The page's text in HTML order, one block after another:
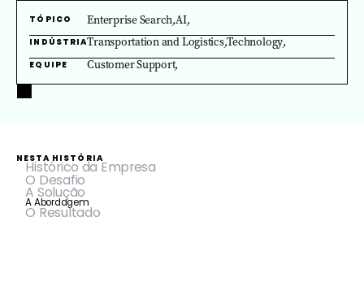
TÓPICO Enterprise Search,AI,
INDÚSTRIATransportation and Logistics,Technology,
EQUIPE Customer Support,
NESTA HISTÓRIA
Histórico da Empresa
O Desafio
A Solução
A Abordagem
O Resultado